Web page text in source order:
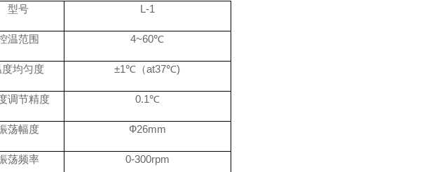
型号 L-1
温范围 4~60℃
度均匀度 ±1℃（at37℃)
调节精度 0.1℃
荡幅度 Ф26mm
荡频率 0-300rpm